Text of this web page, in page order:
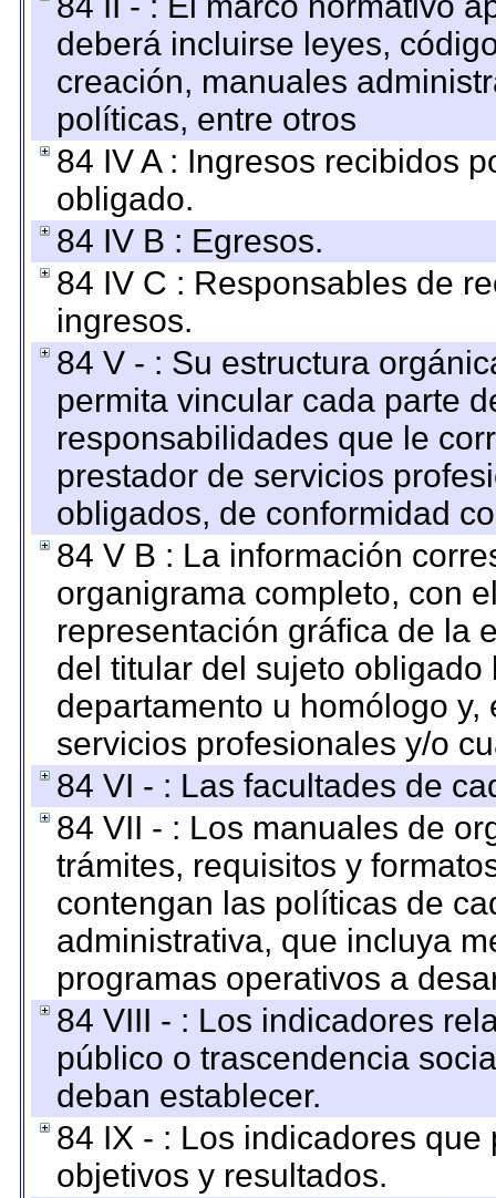
deberá incluirse leyes,
creación, manuales
políticas, entre otros
84 IV A : Ingresos recibidos
obligado.
84 IV B : Egresos.
84 IV C : Responsables de
ingresos.
84 V - : Su estructura
permita vincular cada parte
responsabilidades que le
prestador de servicios
obligados, de conformidad
84 V B : La información
organigrama completo, con
representación gráfica de la
del titular del sujeto
departamento u homólogo
servicios profesionales y/o
84 VI - : Las facultades de
84 VII - : Los manuales de
trámites, requisitos y
contengan las políticas de
administrativa, que incluya
programas operativos a
84 VIII - : Los indicadores
público o trascendencia
deban establecer.
84 IX - : Los indicadores
objetivos y resultados.